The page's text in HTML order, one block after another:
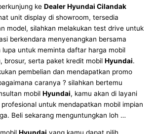
keDealer HyundaiCilandak
unit display di showroom, tersedia
model, silahkan melakukan test drive untuk
berkendara menyenangkan bersama
lupa untuk meminta daftar harga mobil
brosur, serta paket kredit mobilHyundai.
pembelian dan mendapatkan promo
caranya ? silahkan bertemu
mobilHyundai, kamu akan di layani
untuk mendapatkan mobil impian
Beli sekarang menguntungkan loh …